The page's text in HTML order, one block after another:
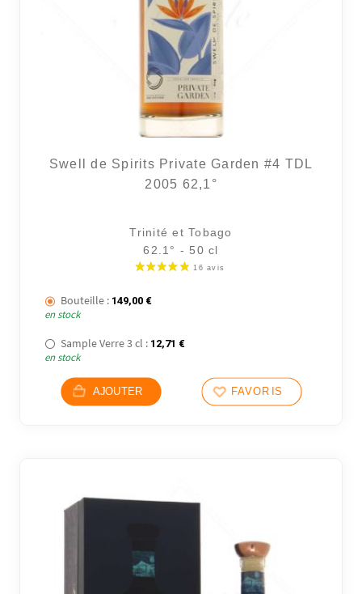
Swell de Spirits Private Garden #4 TDL
2005 62,1°
Trinité et Tobago
62.1° - 50 cl
Bouteille : 149,00 €
en stock
Sample Verre 3 cl : 12,71 €
en stock
AJOUTER FAVORIS